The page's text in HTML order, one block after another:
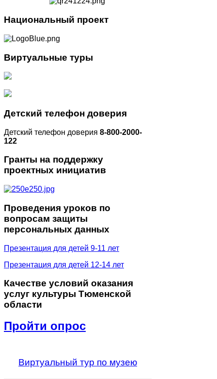
Национальный проект
Виртуальные туры
Детский телефон доверия
Детский телефон доверия 8-800-2000-
122
Гранты на поддержку
проектных инициатив
Проведения уроков по
вопросам защиты
персональных данных
Презентация для детей 9-11 лет
Презентация для детей 12-14 лет
Качестве условий оказания
услуг культуры Тюменской
области
Пройти опрос
Виртуальный тур по музею